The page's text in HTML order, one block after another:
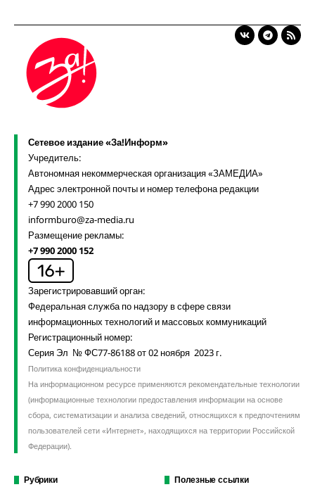
Сетевое издание «За!Информ»
Учредитель:
Автономная некоммерческая организация «ЗАМЕДИА»
Адрес электронной почты и номер телефона редакции
+7 990 2000 150
informburo@za-media.ru
Размещение рекламы:
+7 990 2000 152
Зарегистрировавший орган:
Федеральная служба по надзору в сфере связи
информационных технологий и массовых коммуникаций
Регистрационный номер:
Серия Эл № ФС77-86188 от 02 ноября 2023 г.
Политика конфиденциальности
На информационном ресурсе применяются рекомендательные технологии
(информационные технологии предоставления информации на основе
сбора, систематизации и анализа сведений, относящихся к предпочтениям
пользователей сети «Интернет», находящихся на территории Российской
Федерации).
Рубрики Полезные ссылки